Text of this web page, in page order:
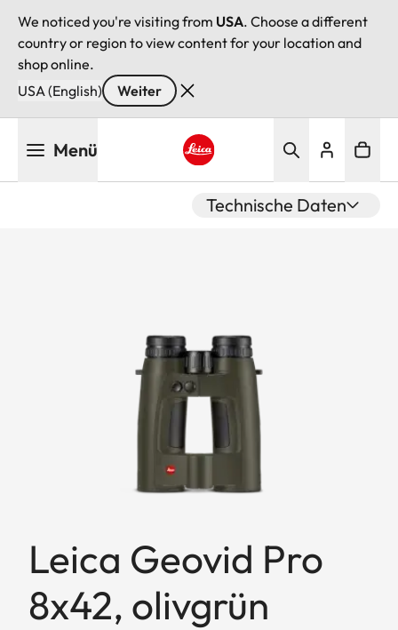
We noticed you're visiting from USA. Choose a different
country or region to view content for your location and
shop online.
USA (English)
Weiter
Menü
Technische Daten
Leica Geovid Pro
8x42, olivgrün